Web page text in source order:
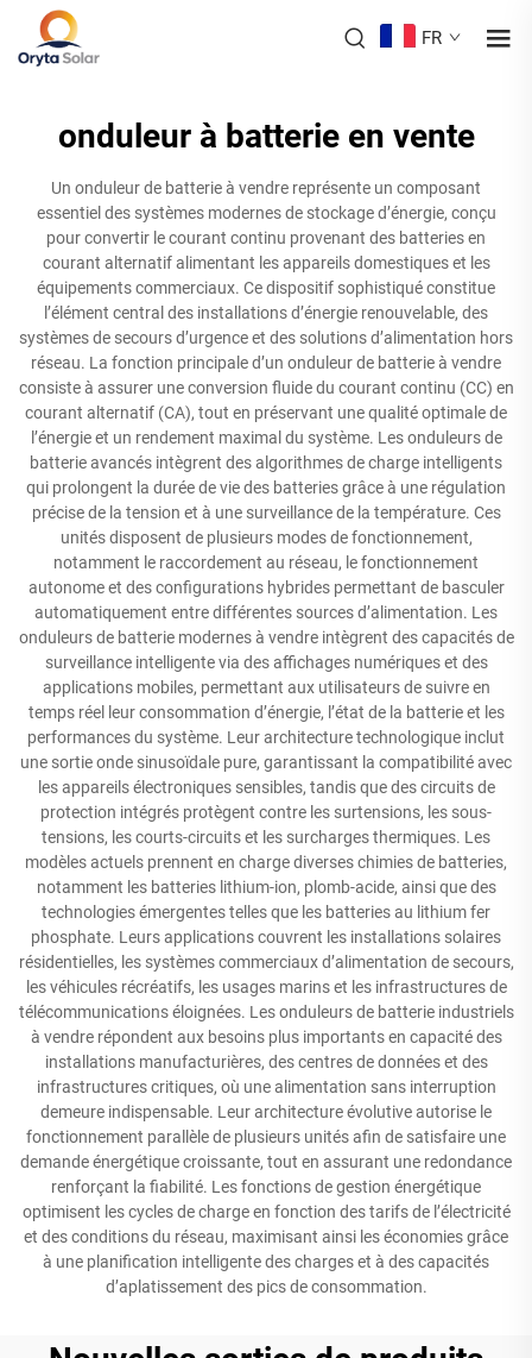
FR
onduleur à batterie en vente
Un onduleur de batterie à vendre représente un composant
essentiel des systèmes modernes de stockage d’énergie, conçu
pour convertir le courant continu provenant des batteries en
courant alternatif alimentant les appareils domestiques et les
équipements commerciaux. Ce dispositif sophistiqué constitue
l’élément central des installations d’énergie renouvelable, des
systèmes de secours d’urgence et des solutions d’alimentation hors
réseau. La fonction principale d’un onduleur de batterie à vendre
consiste à assurer une conversion fluide du courant continu (CC) en
courant alternatif (CA), tout en préservant une qualité optimale de
l’énergie et un rendement maximal du système. Les onduleurs de
batterie avancés intègrent des algorithmes de charge intelligents
qui prolongent la durée de vie des batteries grâce à une régulation
précise de la tension et à une surveillance de la température. Ces
unités disposent de plusieurs modes de fonctionnement,
notamment le raccordement au réseau, le fonctionnement
autonome et des configurations hybrides permettant de basculer
automatiquement entre différentes sources d’alimentation. Les
onduleurs de batterie modernes à vendre intègrent des capacités de
surveillance intelligente via des affichages numériques et des
applications mobiles, permettant aux utilisateurs de suivre en
temps réel leur consommation d’énergie, l’état de la batterie et les
performances du système. Leur architecture technologique inclut
une sortie onde sinusoïdale pure, garantissant la compatibilité avec
les appareils électroniques sensibles, tandis que des circuits de
protection intégrés protègent contre les surtensions, les sous-
tensions, les courts-circuits et les surcharges thermiques. Les
modèles actuels prennent en charge diverses chimies de batteries,
notamment les batteries lithium-ion, plomb-acide, ainsi que des
technologies émergentes telles que les batteries au lithium fer
phosphate. Leurs applications couvrent les installations solaires
résidentielles, les systèmes commerciaux d’alimentation de secours,
les véhicules récréatifs, les usages marins et les infrastructures de
télécommunications éloignées. Les onduleurs de batterie industriels
à vendre répondent aux besoins plus importants en capacité des
installations manufacturières, des centres de données et des
infrastructures critiques, où une alimentation sans interruption
demeure indispensable. Leur architecture évolutive autorise le
fonctionnement parallèle de plusieurs unités afin de satisfaire une
demande énergétique croissante, tout en assurant une redondance
renforçant la fiabilité. Les fonctions de gestion énergétique
optimisent les cycles de charge en fonction des tarifs de l’électricité
et des conditions du réseau, maximisant ainsi les économies grâce
à une planification intelligente des charges et à des capacités
d’aplatissement des pics de consommation.